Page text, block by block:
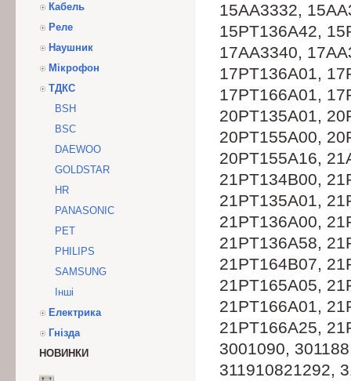
Кабель
Реле
Наушник
Мікрофон
ТДКС
BSH
BSC
DAEWOO
GOLDSTAR
HR
PANASONIC
PET
PHILIPS
SAMSUNG
Інші
Електрика
Гнізда
НОВИНКИ
15AA3332,
15PT136A42,
17AA3340,
17PT136A01,
17PT166A01,
20PT135A01,
20PT155A00,
20PT155A16,
21PT134B00,
21PT135A01,
21PT136A00,
21PT136A58,
21PT164B07,
21PT165A05,
21PT166A01,
21PT166A25,
3001090,
311910821292,